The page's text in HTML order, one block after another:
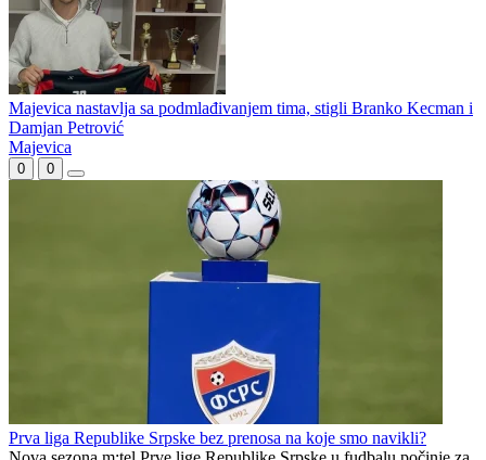
Ilićka počela sa pripremama za novu sezonu
IO FSRS donio odluku: Proširena Druga liga Republike Srpske
Majevica nastavlja sa podmlađivanjem tima, stigli Branko Kecman i
Damjan Petrović
Majevica